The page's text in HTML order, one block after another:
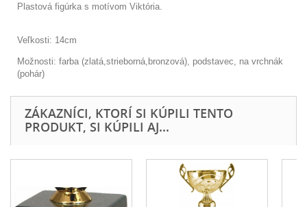
Plastová figúrka s motívom Viktória.
Veľkosti: 14cm
Možnosti: farba (zlatá,strieborná,bronzová), podstavec, na vrchnák
(pohár)
ZÁKAZNÍCI, KTORÍ SI KÚPILI TENTO
PRODUKT, SI KÚPILI AJ...